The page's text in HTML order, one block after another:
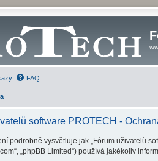
FAQ
software PROTECH -
podrobně vysvětluje jak „Fórum uživatelů
„phpBB Limited“) používá jakékoliv